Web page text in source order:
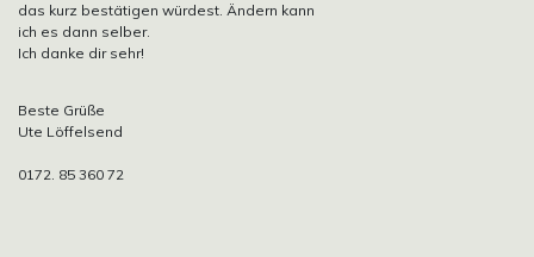
das kurz bestätigen würdest. Ändern kann
ich es dann selber.
Ich danke dir sehr!
Beste Grüße
Ute Löffelsend
0172. 85 360 72